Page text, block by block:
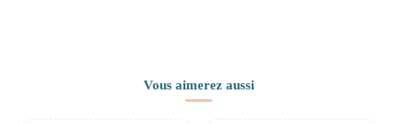
Vous aimerez aussi